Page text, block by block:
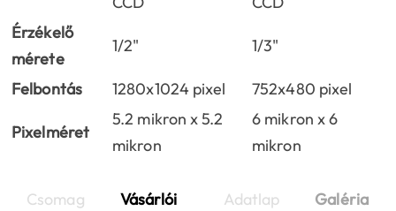
Érzékelő
mérete
1/2" 1/3"
Felbontás 1280x1024 pixel 752x480 pixel
Pixelméret
5.2 mikron x 5.2
mikron
6 mikron x 6
mikron
Csomag
Vásárlói
Adatlap Galéria